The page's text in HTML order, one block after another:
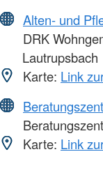
Alten- und
DRK
Lautrupsbach
Karte: Link
Karte: Link